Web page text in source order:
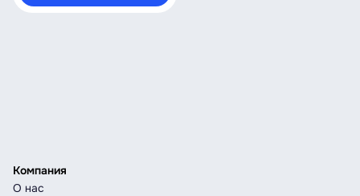
Компания
О нас